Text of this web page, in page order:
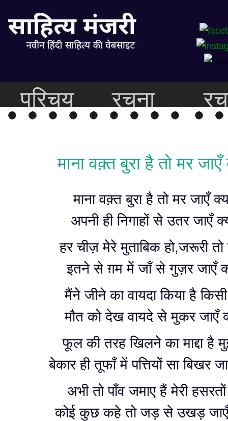
परिचय रचना
माना वक़्त बुरा है तो मर जाएँ
माना वक़्त बुरा है तो मर जाएँ
अपनी ही निगाहों से उतर जाएँ
हर चीज़ मेरे मुताबिक हो,जरूरी तो
इतने से ग़म में जाँ से गुज़र जाएँ
मैंने जीने का वायदा किया है
मौत को देख वायदे से मुकर जाएँ
फूल की तरह खिलने का माद्दा है
बेकार ही तूफाँ में पत्तियों सा बिखर
अभी तो पाँव जमाए हैं मेरी
कोई कुछ कहे तो जड़ से उखड़ जाएँ